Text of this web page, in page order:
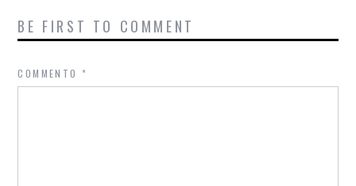
BE FIRST TO COMMENT
COMMENTO*